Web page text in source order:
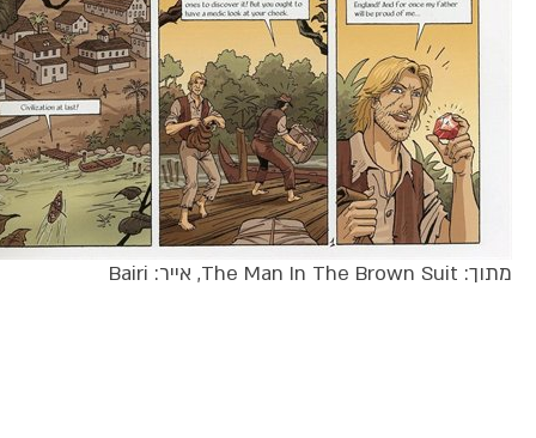
מתוך: The Man In The Brown Suit, אייר: Bairi